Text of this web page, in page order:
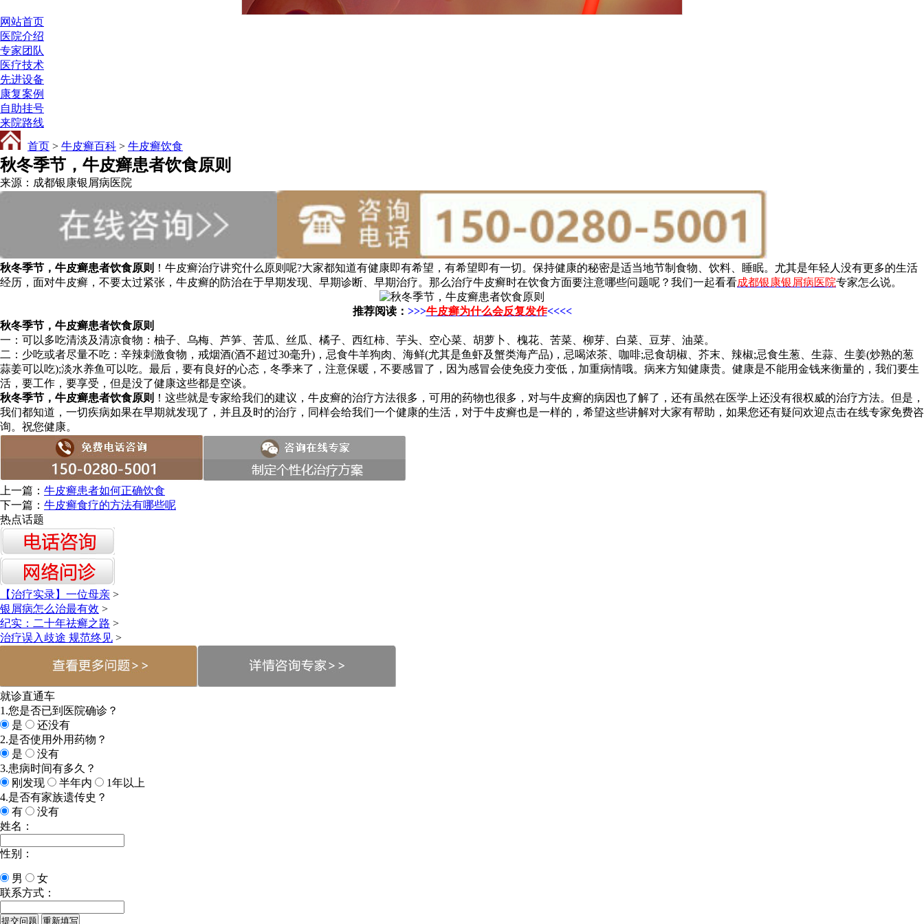
网站首页
医院介绍
专家团队
医疗技术
先进设备
康复案例
自助挂号
来院路线
首页 > 牛皮癣百科 > 牛皮癣饮食
秋冬季节，牛皮癣患者饮食原则
来源：成都银康银屑病医院
秋冬季节，牛皮癣患者饮食原则 ！牛皮癣治疗讲究什么原则呢?大家都知道有健康即有希望，有希望即有一切。保持健康的秘密是适当地节制食物、饮料、睡眠。尤其是年轻人没有更多的生活
经历，面对牛皮癣，不要太过紧张，牛皮癣的防治在于早期发现、早期诊断、早期治疗。那么治疗牛皮癣时在饮食方面要注意哪些问题呢？我们一起看看成都银康银屑病医院专家怎么说。
推荐阅读： >>>牛皮癣为什么会反复发作<<<<
秋冬季节，牛皮癣患者饮食原则
一：可以多吃清淡及清凉食物：柚子、乌梅、芦笋、苦瓜、丝瓜、橘子、西红柿、芋头、空心菜、胡萝卜、槐花、苦菜、柳芽、白菜、豆芽、油菜。
二：少吃或者尽量不吃：辛辣刺激食物，戒烟酒(酒不超过30毫升)，忌食牛羊狗肉、海鲜(尤其是鱼虾及蟹类海产品)，忌喝浓茶、咖啡;忌食胡椒、芥末、辣椒;忌食生葱、生蒜、生姜(炒熟的葱
蒜姜可以吃);淡水养鱼可以吃。最后，要有良好的心态，冬季来了，注意保暖，不要感冒了，因为感冒会使免疫力变低，加重病情哦。病来方知健康贵。健康是不能用金钱来衡量的，我们要生
活，要工作，要享受，但是没了健康这些都是空谈。
秋冬季节，牛皮癣患者饮食原则 ！这些就是专家给我们的建议，牛皮癣的治疗方法很多，可用的药物也很多，对与牛皮癣的病因也了解了，还有虽然在医学上还没有很权威的治疗方法。但是，
我们都知道，一切疾病如果在早期就发现了，并且及时的治疗，同样会给我们一个健康的生活，对于牛皮癣也是一样的，希望这些讲解对大家有帮助，如果您还有疑问欢迎点击在线专家免费咨
询。祝您健康。
上一篇： 牛皮癣患者如何正确饮食
下一篇： 牛皮癣食疗的方法有哪些呢
热点话题
【治疗实录】一位母亲 >
银屑病怎么治最有效 >
纪实：二十年祛癣之路 >
治疗误入歧途 规范终见 >
就诊直通车
1.您是否已到医院确诊？
是
还没有
2.是否使用外用药物？
是
没有
3.患病时间有多久？
刚发现
半年内
1年以上
4.是否有家族遗传史？
有
没有
姓名：
性别：
男
女
联系方式：